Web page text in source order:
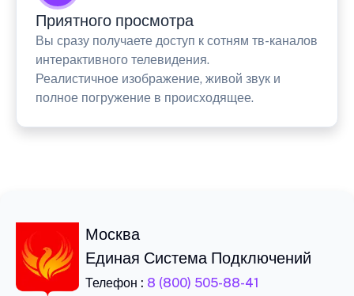
Приятного просмотра
Вы сразу получаете доступ к сотням тв-каналов
интерактивного телевидения.
Реалистичное изображение, живой звук и
полное погружение в происходящее.
Москва
Единая Система Подключений
Телефон : 8 (800) 505-88-41